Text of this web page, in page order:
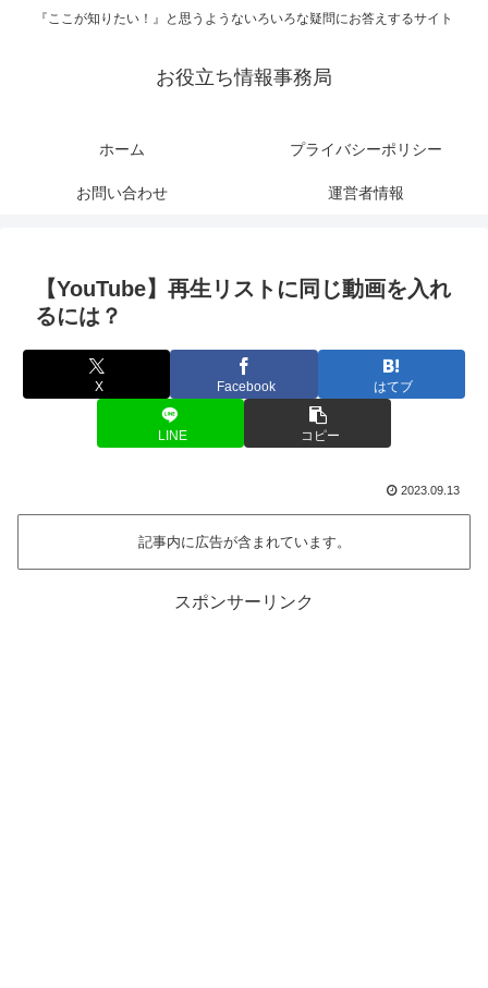
『ここが知りたい！』と思うようないろいろな疑問にお答えするサイト
お役立ち情報事務局
ホーム プライバシーポリシー
お問い合わせ 運営者情報
【YouTube】再生リストに同じ動画を入れ
るには？
X Facebook はてブ
LINE コピー
2023.09.13
記事内に広告が含まれています。
スポンサーリンク